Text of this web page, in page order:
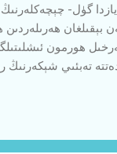
گۈل-
ھەرىلەردىن
ھورمون
تەبئىي
رەڭگىنى